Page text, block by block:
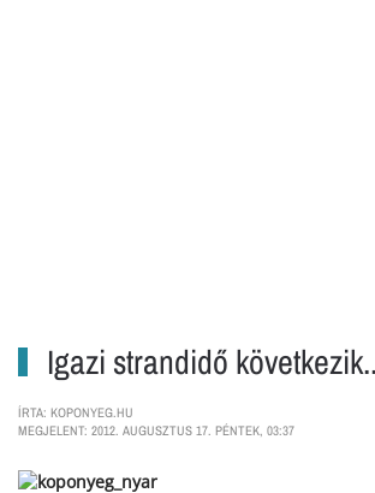
Igazi strandidő
ÍRTA: KOPONYEG.HU
MEGJELENT: 2012. AUGUSZTUS 17. PÉNTEK, 03:37